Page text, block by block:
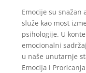
Emocije su snažan
služe kao most
psihologije. U
emocionalni
u naše unutarnje
Emocija i